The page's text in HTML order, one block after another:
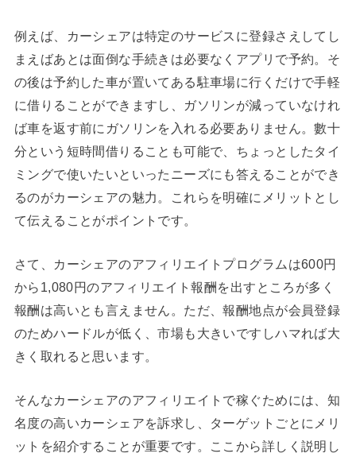
例えば、カーシェアは特定のサービスに登録さえしてし
まえばあとは面倒な手続きは必要なくアプリで予約。そ
の後は予約した車が置いてある駐車場に行くだけで手軽
に借りることができますし、ガソリンが減っていなけれ
ば車を返す前にガソリンを入れる必要ありません。數十
分という短時間借りることも可能で、ちょっとしたタイ
ミングで使いたいといったニーズにも答えることができ
るのがカーシェアの魅力。これらを明確にメリットとし
て伝えることがポイントです。
さて、カーシェアのアフィリエイトプログラムは600円
から1,080円のアフィリエイト報酬を出すところが多く
報酬は高いとも言えません。ただ、報酬地点が会員登録
のためハードルが低く、市場も大きいですしハマれば大
きく取れると思います。
そんなカーシェアのアフィリエイトで稼ぐためには、知
名度の高いカーシェアを訴求し、ターゲットごとにメリ
ットを紹介することが重要です。ここから詳しく説明し